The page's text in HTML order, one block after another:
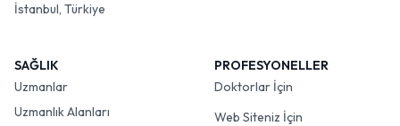
İstanbul, Türkiye
SAĞLIK
Uzmanlar
Uzmanlık Alanları
PROFESYONELLER
Doktorlar İçin
Web Siteniz İçin